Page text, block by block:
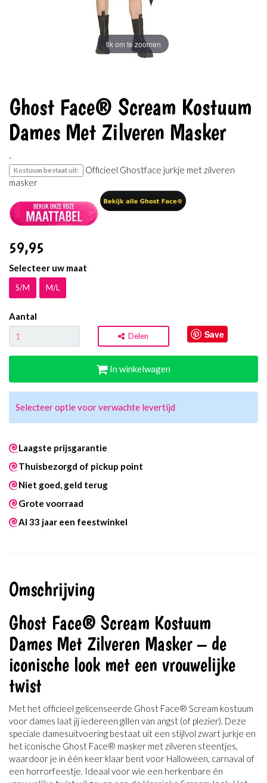
tik om te zoomen
Ghost Face® Scream Kostuum
Dames Met Zilveren Masker
-
Kostuum bestaat uit:
Officieel Ghostface jurkje met zilveren
masker
59,95
Selecteer uw maat
S/M M/L
Aantal
Delen Save
In winkelwagen
Selecteer optie voor verwachte levertijd
Laagste prijsgarantie
Thuisbezorgd of pickup point
Niet goed, geld terug
Grote voorraad
Al 33 jaar een feestwinkel
Omschrijving
Ghost Face® Scream Kostuum
Dames Met Zilveren Masker – de
iconische look met een vrouwelijke
twist
Met het officieel gelicenseerde Ghost Face® Scream kostuum
voor dames laat jij iedereen gillen van angst (of plezier). Deze
speciale damesuitvoering bestaat uit een stijlvol zwart jurkje en
het iconische Ghost Face® masker met zilveren steentjes,
waardoor je in één keer klaar bent voor Halloween, carnaval of
een horrorfeestje. Ideaal voor wie een herkenbare én